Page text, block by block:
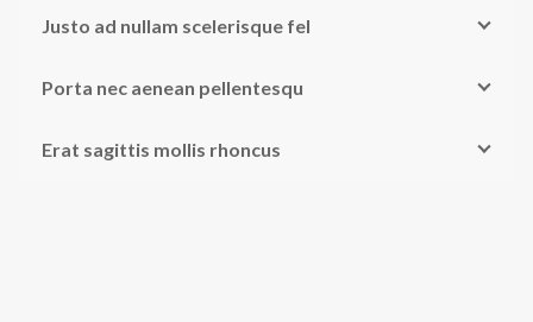
Justo ad nullam scelerisque fel
Porta nec aenean pellentesqu
Erat sagittis mollis rhoncus